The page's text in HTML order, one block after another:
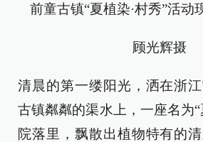
前童古镇“夏植染·村秀”活动
顾光辉摄
清晨的第一缕阳光，洒在浙
古镇粼粼的渠水上，一座名为
院落里，飘散出植物特有的